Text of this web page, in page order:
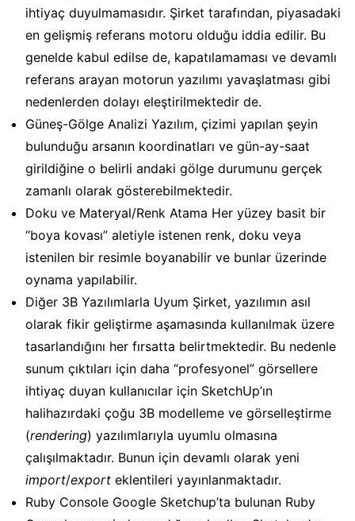
ihtiyaç duyulmamasıdır. Şirket tarafından, piyasadaki
en gelişmiş referans motoru olduğu iddia edilir. Bu
genelde kabul edilse de, kapatılamaması ve devamlı
referans arayan motorun yazılımı yavaşlatması gibi
nedenlerden dolayı eleştirilmektedir de.
Güneş-Gölge Analizi Yazılım, çizimi yapılan şeyin
bulunduğu arsanın koordinatları ve gün-ay-saat
girildiğine o belirli andaki gölge durumunu gerçek
zamanlı olarak gösterebilmektedir.
Doku ve Materyal/Renk Atama Her yüzey basit bir
“boya kovası” aletiyle istenen renk, doku veya
istenilen bir resimle boyanabilir ve bunlar üzerinde
oynama yapılabilir.
Diğer 3B Yazılımlarla Uyum Şirket, yazılımın asıl
olarak fikir geliştirme aşamasında kullanılmak üzere
tasarlandığını her fırsatta belirtmektedir. Bu nedenle
sunum çıktıları için daha “profesyonel” görsellere
ihtiyaç duyan kullanıcılar için SketchUp’ın
halihazırdaki çoğu 3B modelleme ve görselleştirme
(rendering) yazılımlarıyla uyumlu olmasına
çalışılmaktadır. Bunun için devamlı olarak yeni
import/export eklentileri yayınlanmaktadır.
Ruby Console Google Sketchup’ta bulunan Ruby